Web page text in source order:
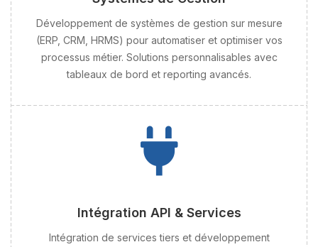
Développement de systèmes de gestion sur mesure
(ERP, CRM, HRMS) pour automatiser et optimiser vos
processus métier. Solutions personnalisables avec
tableaux de bord et reporting avancés.
Intégration API & Services
Intégration de services tiers et développement